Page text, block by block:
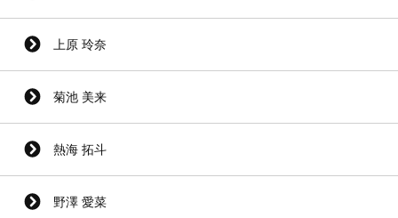
上原 玲奈
菊池 美来
熱海 拓斗
野澤 愛菜